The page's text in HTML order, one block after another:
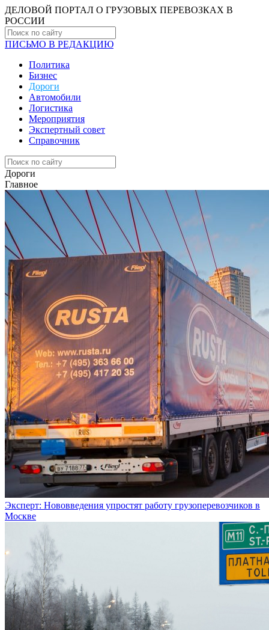
ДЕЛОВОЙ ПОРТАЛ О ГРУЗОВЫХ ПЕРЕВОЗКАХ В
РОCСИИ
ПИСЬМО В РЕДАКЦИЮ
Политика
Бизнес
Дороги
Автомобили
Логистика
Мероприятия
Экспертный совет
Справочник
Дороги
Главное
Эксперт: Нововведения упростят работу грузоперевозчиков в
Москве